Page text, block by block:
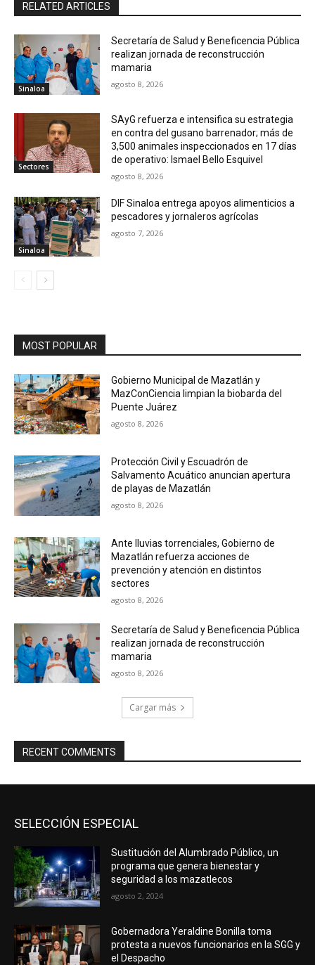
RELATED ARTICLES
Sinaloa
Secretaría de Salud y Beneficencia Pública
realizan jornada de reconstrucción
mamaria
agosto 8, 2026
Sectores
SAyG refuerza e intensifica su estrategia
en contra del gusano barrenador; más de
3,500 animales inspeccionados en 17 días
de operativo: Ismael Bello Esquivel
agosto 8, 2026
Sinaloa
DIF Sinaloa entrega apoyos alimenticios a
pescadores y jornaleros agrícolas
agosto 7, 2026
MOST POPULAR
Gobierno Municipal de Mazatlán y
MazConCiencia limpian la biobarda del
Puente Juárez
agosto 8, 2026
Protección Civil y Escuadrón de
Salvamento Acuático anuncian apertura
de playas de Mazatlán
agosto 8, 2026
Ante lluvias torrenciales, Gobierno de
Mazatlán refuerza acciones de
prevención y atención en distintos
sectores
agosto 8, 2026
Secretaría de Salud y Beneficencia Pública
realizan jornada de reconstrucción
mamaria
agosto 8, 2026
Cargar más
RECENT COMMENTS
SELECCIÓN ESPECIAL
Sustitución del Alumbrado Público, un
programa que genera bienestar y
seguridad a los mazatlecos
agosto 2, 2024
Gobernadora Yeraldine Bonilla toma
protesta a nuevos funcionarios en la SGG y
el Despacho